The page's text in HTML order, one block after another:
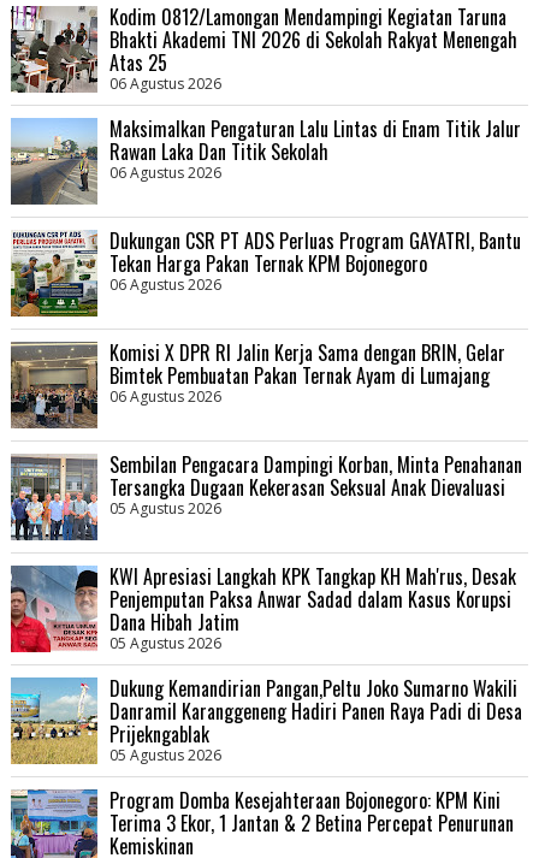
Kodim 0812/Lamongan Mendampingi Kegiatan Taruna
Bhakti Akademi TNI 2026 di Sekolah Rakyat Menengah
Atas 25
06 Agustus 2026
Maksimalkan Pengaturan Lalu Lintas di Enam Titik Jalur
Rawan Laka Dan Titik Sekolah
06 Agustus 2026
Dukungan CSR PT ADS Perluas Program GAYATRI, Bantu
Tekan Harga Pakan Ternak KPM Bojonegoro
06 Agustus 2026
Komisi X DPR RI Jalin Kerja Sama dengan BRIN, Gelar
Bimtek Pembuatan Pakan Ternak Ayam di Lumajang
06 Agustus 2026
Sembilan Pengacara Dampingi Korban, Minta Penahanan
Tersangka Dugaan Kekerasan Seksual Anak Dievaluasi
05 Agustus 2026
KWI Apresiasi Langkah KPK Tangkap KH Mah'rus, Desak
Penjemputan Paksa Anwar Sadad dalam Kasus Korupsi
Dana Hibah Jatim
05 Agustus 2026
Dukung Kemandirian Pangan,Peltu Joko Sumarno Wakili
Danramil Karanggeneng Hadiri Panen Raya Padi di Desa
Prijekngablak
05 Agustus 2026
Program Domba Kesejahteraan Bojonegoro: KPM Kini
Terima 3 Ekor, 1 Jantan & 2 Betina Percepat Penurunan
Kemiskinan